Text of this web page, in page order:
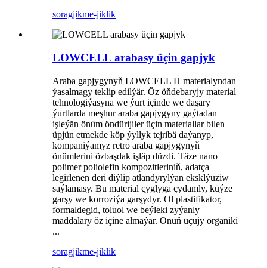
soragjikme-jiklik
LOWCELL arabasy üçin gapjyk
Araba gapjygynyň LOWCELL H materialyndan
ýasalmagy teklip edilýär. Öz öňdebaryjy material
tehnologiýasyna we ýurt içinde we daşary
ýurtlarda meşhur araba gapjygyny gaýtadan
işleýän önüm öndürijiler üçin materiallar bilen
üpjün etmekde köp ýyllyk tejribä daýanyp,
kompaniýamyz retro araba gapjygynyň
önümlerini özbaşdak işläp düzdi. Täze nano
polimer poliolefin kompozitleriniň, adatça
legirlenen deri diýlip atlandyrylýan eksklýuziw
saýlamasy. Bu material çyglyga çydamly, küýze
garşy we korroziýa garşydyr. Ol plastifikator,
formaldegid, toluol we beýleki zyýanly
maddalary öz içine almaýar. Onuň uçujy organiki
...
soragjikme-jiklik